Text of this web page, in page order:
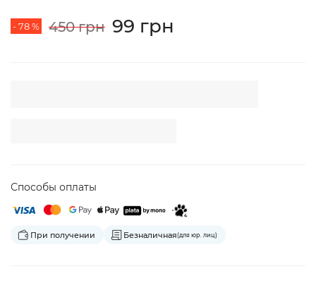
- 78 % 450 грн 99 грн
Способы оплаты
При получении Безналичная(для юр. лиц)